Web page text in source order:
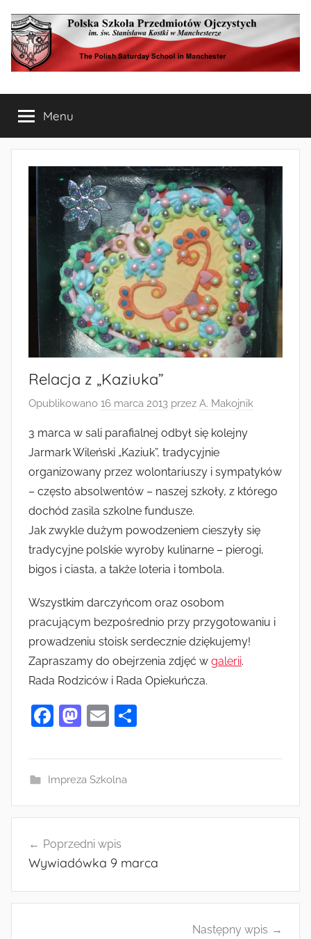
do
treści
Polska
Szkoła
Przedmiotów
Ojczystych
Manchesterze
Saturday
School
in
Manchester
Menu
Relacja z „Kaziuka”
Opublikowano 16 marca 2013 przez A. Makojnik
3 marca w sali parafialnej odbył się kolejny
Jarmark Wileński „Kaziuk”, tradycyjnie
organizowany przez wolontariuszy i sympatyków
– często absolwentów – naszej szkoły, z którego
dochód zasila szkolne fundusze.
Jak zwykle dużym powodzeniem cieszyły się
tradycyjne polskie wyroby kulinarne – pierogi,
bigos i ciasta, a także loteria i tombola.
Wszystkim darczyńcom oraz osobom
pracującym bezpośrednio przy przygotowaniu i
prowadzeniu stoisk serdecznie dziękujemy!
Zapraszamy do obejrzenia zdjęć w galerii.
Rada Rodziców i Rada Opiekuńcza.
F
e
b
o
o
k
M
d
o
n
E
l
Impreza Szkolna
wpisuPoprzedni wpis
Wywiadówka 9 marca
Następny wpis